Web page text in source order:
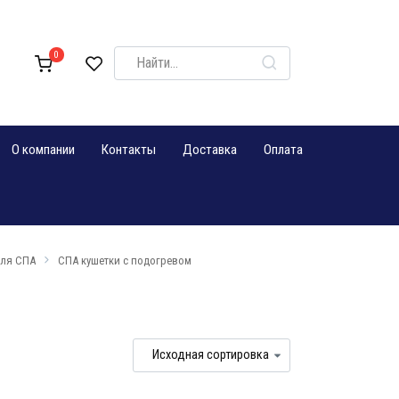
0
Search
for:
О компании Контакты Доставка Оплата
СПА СПА кушетки с подогревом